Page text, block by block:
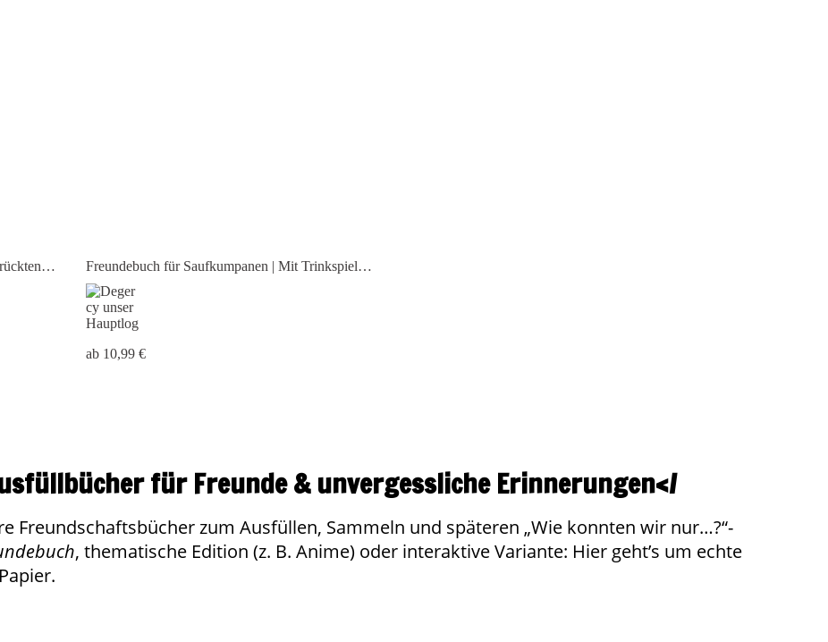
Freundebuch für Saufkumpanen | Mit Trinkspiel
Saufparade | Trinkspiel | Freundebuch Alkohol
ab 10,99 €
für Freunde & unvergessliche Erinnerungen</
Freundschaftsbücher zum Ausfüllen, Sammeln und späteren „Wie konnten wir nur…?“-
, thematische Edition (z. B. Anime) oder interaktive Variante: Hier geht’s um echte